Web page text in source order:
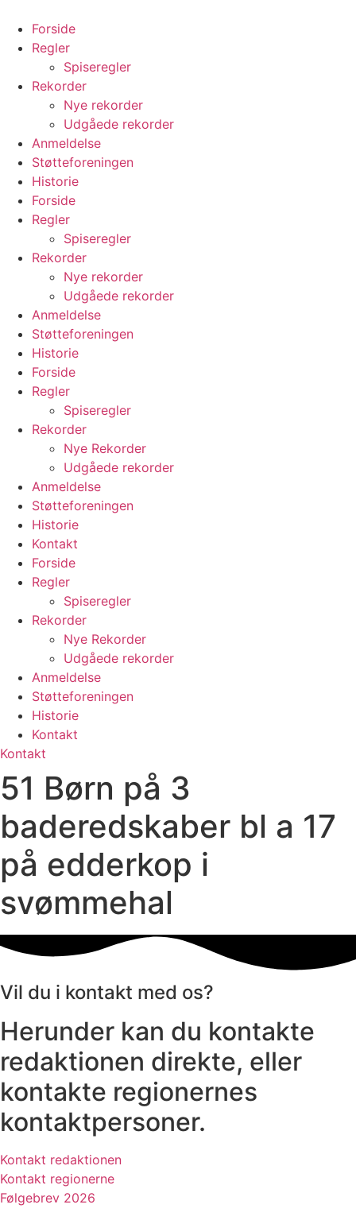
indhold
Forside
Regler
Spiseregler
Rekorder
Nye rekorder
Udgåede rekorder
Anmeldelse
Støtteforeningen
Historie
Forside
Regler
Spiseregler
Rekorder
Nye rekorder
Udgåede rekorder
Anmeldelse
Støtteforeningen
Historie
Forside
Regler
Spiseregler
Rekorder
Nye Rekorder
Udgåede rekorder
Anmeldelse
Støtteforeningen
Historie
Kontakt
Forside
Regler
Spiseregler
Rekorder
Nye Rekorder
Udgåede rekorder
Anmeldelse
Støtteforeningen
Historie
Kontakt
Kontakt
51 Børn på 3
baderedskaber bl a 17
på edderkop i
svømmehal
Vil du i kontakt med os?
Herunder kan du kontakte
redaktionen direkte, eller
kontakte regionernes
kontaktpersoner.
Kontakt redaktionen
Kontakt regionerne
Følgebrev 2026